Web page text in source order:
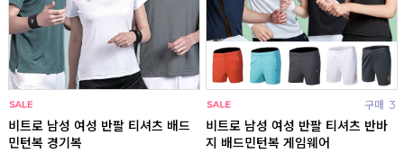
비트로 남성 여성 반팔 티셔츠 배드
민턴복 경기복
구매 3
비트로 남성 여성 반팔 티셔츠 반바
지 배드민턴복 게임웨어